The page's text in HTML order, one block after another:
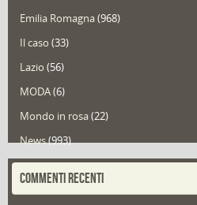
Emilia Romagna(968)
Il caso (33)
Lazio (56)
MODA(6)
Mondo in rosa(22)
News(993)
Portfolio(1)
COMMENTI RECENTI